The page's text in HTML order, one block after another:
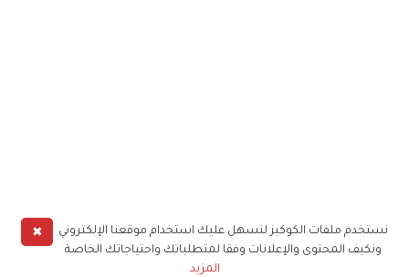
✖
نستخدم ملفات الكوكيز لنسهل عليك استخدام موقعنا الإلكتروني
ونكيف المحتوى والإعلانات وفقا لمتطلباتك واحتياجاتك الخاصة
المزيد